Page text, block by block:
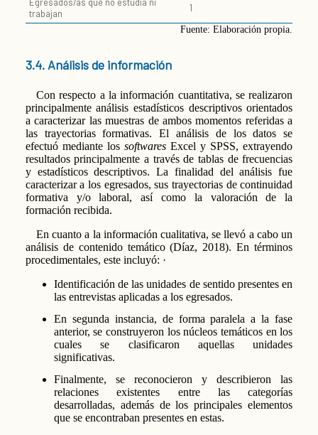
trabajan
1
Fuente: Elaboración propia.
3.4. Análisis de información
Con respecto a la información cuantitativa, se realizaron
principalmente análisis estadísticos descriptivos orientados
a caracterizar las muestras de ambos momentos referidas a
las trayectorias formativas. El análisis de los datos se
efectuó mediante los softwaresExcel y SPSS, extrayendo
resultados principalmente a través de tablas de frecuencias
y estadísticos descriptivos. La finalidad del análisis fue
caracterizar a los egresados, sus trayectorias de continuidad
formativa y/o laboral, así como la valoración de la
formación recibida.
En cuanto a la información cualitativa, se llevó a cabo un
análisis de contenido temático (Díaz, 2018). En términos
procedimentales, este incluyó: ·
Identificación de las unidades de sentido presentes en
las entrevistas aplicadas a los egresados.
En segunda instancia, de forma paralela a la fase
anterior, se construyeron los núcleos temáticos en los
cuales se clasificaron aquellas unidades
significativas.
Finalmente, se reconocieron y describieron las
relaciones existentes entre las categorías
desarrolladas, además de los principales elementos
que se encontraban presentes en estas.